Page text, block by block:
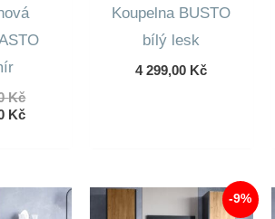
KčPůvodní
cena
KčAktuální
Koupelna BUSTO
bílý lesk
4 299,00 Kč
-9%